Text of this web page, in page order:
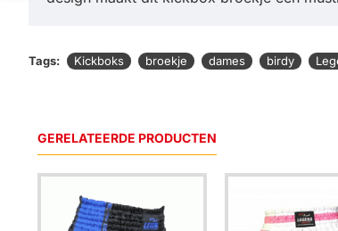
Tags: Kickboks broekje dames birdy
GERELATEERDE PRODUCTEN